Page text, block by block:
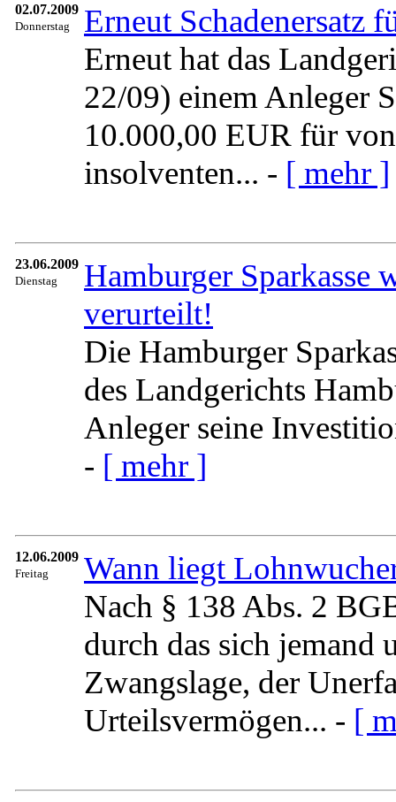
02.07.2009
Donnerstag
Erneut Schadenersatz
Erneut hat das
22/09) einem Anleger
10.000,00 EUR für
insolventen... - [ mehr ]
23.06.2009
Dienstag
Hamburger Sparkasse
verurteilt!
Die Hamburger
des Landgerichts
Anleger seine
- [ mehr ]
12.06.2009
Freitag
Wann liegt
Nach § 138 Abs. 2
durch das sich jemand
Zwangslage, der
Urteilsvermögen... - [